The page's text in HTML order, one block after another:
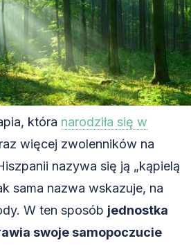
która narodziła się w
więcej zwolenników na
nazywa się ją „kąpielą
sama nazwa wskazuje, na
W ten sposób jednostka
swoje samopoczucie